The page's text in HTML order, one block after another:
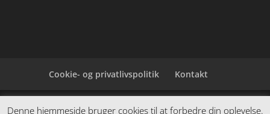
Cookie- og privatlivspolitik Kontakt
Denne hjemmeside samler et bredt udvalg af
Denne hjemmeside bruger cookies til at forbedre din oplevelse.